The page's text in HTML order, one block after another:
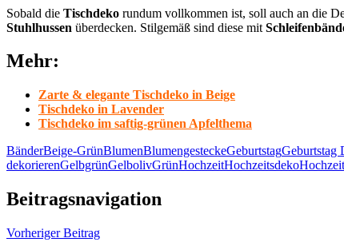
Sobald die Tischdeko rundum vollkommen ist, soll auch an die
Stuhlhussen überdecken. Stilgemäß sind diese mit
Mehr:
Zarte & elegante Tischdeko in Beige
Tischdeko in Lavender
Tischdeko im saftig-grünen Apfelthema
BänderBeige-GrünBlumenBlumengesteckeGeburtstagGeburtstag
dekorierenGelbgrünGelbolivGrünHochzeitHochzeitsdeko
Beitragsnavigation
Vorheriger Beitrag